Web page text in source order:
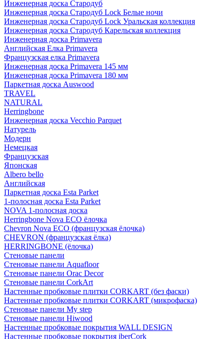
Инженерная доска Стародуб
Инженерная доска Стародуб Lock Белые ночи
Инженерная доска Стародуб Lock Уральская коллекция
Инженерная доска Стародуб Карельская коллекция
Инженерная доска Primavera
Английская Елка Primavera
Французская елка Primavera
Инженерная доска Primavera 145 мм
Инженерная доска Primavera 180 мм
Паркетная доска Auswood
TRAVEL
NATURAL
Herringbone
Инженерная доска Vecchio Parquet
Натурель
Модерн
Немецкая
Французская
Японская
Albero bello
Английская
Паркетная доска Esta Parket
1-полосная доска Esta Parket
NOVA 1-полосная доска
Herringbone Nova ECO ёлочка
Chevron Nova ECO (французская ёлочка)
CHEVRON (французская ёлка)
HERRINGBONE (ёлочка)
Стеновые панели
Стеновые панели Aquafloor
Стеновые панели Orac Decor
Стеновые панели CorkArt
Настенные пробковые плитки CORKART (без фаски)
Настенные пробковые плитки CORKART (микрофаска)
Стеновые панели My step
Стеновые панели Hiwood
Настенные пробковые покрытия WALL DESIGN
Настенные пробковые покрытия iberCork